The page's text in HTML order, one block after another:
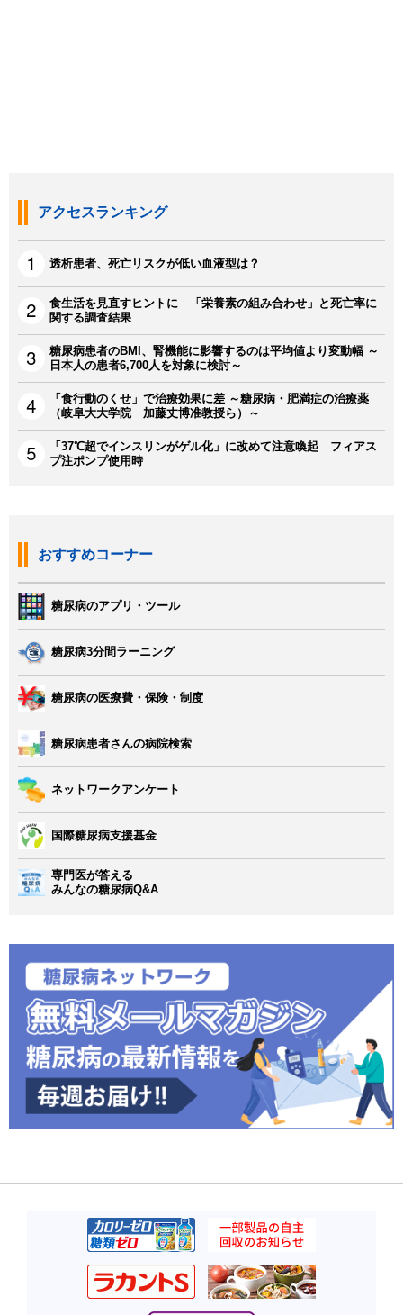
アクセスランキング
透析患者、死亡リスクが低い血液型は？
食生活を見直すヒントに 「栄養素の組み合わせ」と死亡率に
関する調査結果
糖尿病患者のBMI、腎機能に影響するのは平均値より変動幅 ～
日本人の患者6,700人を対象に検討～
「食行動のくせ」で治療効果に差 ～糖尿病・肥満症の治療薬
（岐阜大大学院 加藤丈博准教授ら）～
「37℃超でインスリンがゲル化」に改めて注意喚起 フィアス
プ注ポンプ使用時
おすすめコーナー
糖尿病のアプリ・ツール
糖尿病3分間ラーニング
糖尿病の医療費・保険・制度
糖尿病患者さんの病院検索
ネットワークアンケート
国際糖尿病支援基金
専門医が答える
みんなの糖尿病Q&A